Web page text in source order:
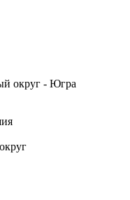
округ - Югра